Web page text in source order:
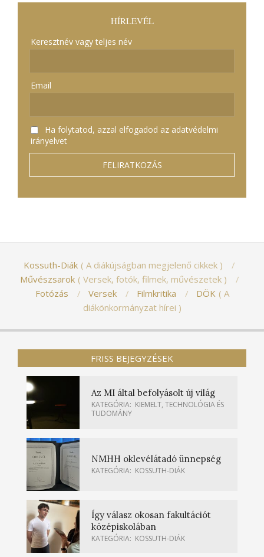
HÍRLEVÉL
Keresztnév vagy teljes név
Email
Ha folytatod, azzal elfogadod az adatvédelmi
irányelvet
Kossuth-Diák
A diákújságban megjelenő cikkek
Művészsarok
Versek, fotók, filmek, művészetek
Fotózás
Versek Filmkritika DÖK
A
diákönkormányzat hírei
FRISS BEJEGYZÉSEK
Az MI által befolyásolt új világ
KATEGÓRIA: KIEMELT, TECHNOLÓGIA ÉS
TUDOMÁNY
NMHH oklevélátadó ünnepség
KATEGÓRIA: KOSSUTH-DIÁK
Így válasz okosan fakultációt
középiskolában
KATEGÓRIA: KOSSUTH-DIÁK